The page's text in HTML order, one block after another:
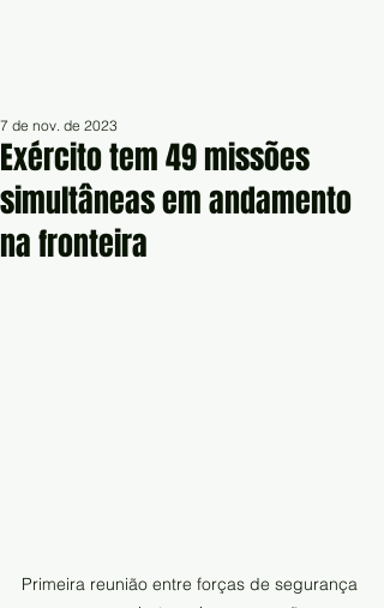
Exército tem 49 missões
simultâneas em andamento
na fronteira
7 de nov. de 2023
Primeira reunião entre forças de segurança